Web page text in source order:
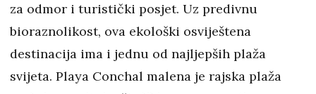
za odmor i turistički posjet. Uz predivnu
bioraznolikost, ova ekološki osviještena
destinacija ima i jednu od najljepših plaža
svijeta. Playa Conchal malena je rajska plaža